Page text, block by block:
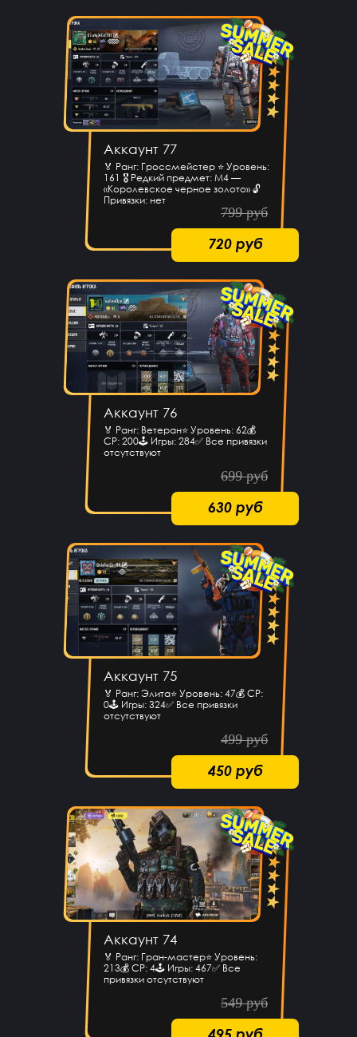
Аккаунт 77
🏅 Ранг: Гроссмейстер ⭐ Уровень:
161 🎖 Редкий предмет: M4 —
«Королевское черное золото» 🔓
Привязки: нет
799 руб
720 руб
Аккаунт 76
🏅 Ранг: Ветеран⭐️ Уровень: 62💰
CP: 200🕹 Игры: 284✅ Все привязки
отсутствуют
699 руб
630 руб
Аккаунт 75
🏅 Ранг: Элита⭐️ Уровень: 47💰 CP:
0🕹 Игры: 324✅ Все привязки
отсутствуют
499 руб
450 руб
Аккаунт 74
🏅 Ранг: Гран-мастер⭐️ Уровень:
213💰 CP: 4🕹 Игры: 467✅ Все
привязки отсутствуют
549 руб